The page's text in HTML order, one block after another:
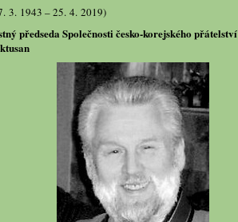
3. 1943 – 25. 4. 2019)
předseda Společnosti česko-korejského přátelství